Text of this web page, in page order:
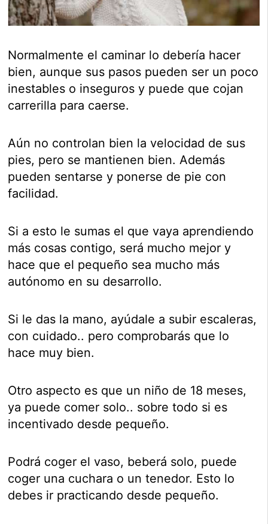
Normalmente el caminar lo debería hacer
bien, aunque sus pasos pueden ser un poco
inestables o inseguros y puede que cojan
carrerilla para caerse.
Aún no controlan bien la velocidad de sus
pies, pero se mantienen bien. Además
pueden sentarse y ponerse de pie con
facilidad.
Si a esto le sumas el que vaya aprendiendo
más cosas contigo, será mucho mejor y
hace que el pequeño sea mucho más
autónomo en su desarrollo.
Si le das la mano, ayúdale a subir escaleras,
con cuidado.. pero comprobarás que lo
hace muy bien.
Otro aspecto es que un niño de 18 meses,
ya puede comer solo.. sobre todo si es
incentivado desde pequeño.
Podrá coger el vaso, beberá solo, puede
coger una cuchara o un tenedor. Esto lo
debes ir practicando desde pequeño.